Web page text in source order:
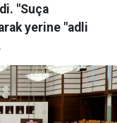
"Suça
yerine "adli